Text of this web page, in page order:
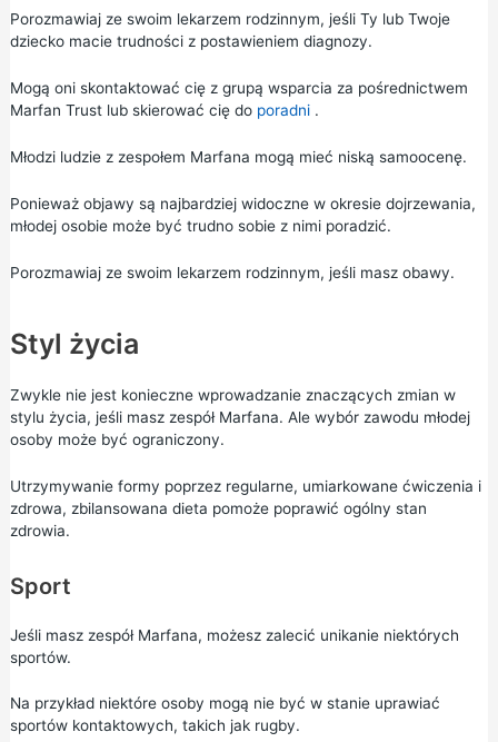
Porozmawiaj ze swoim lekarzem rodzinnym, jeśli Ty lub Twoje
dziecko macie trudności z postawieniem diagnozy.
Mogą oni skontaktować cię z grupą wsparcia za pośrednictwem
Marfan Trustlub skierować cię do poradni.
Młodzi ludzie z zespołem Marfana mogą mieć niską samoocenę.
Ponieważ objawy są najbardziej widoczne w okresie dojrzewania,
młodej osobie może być trudno sobie z nimi poradzić.
Porozmawiaj ze swoim lekarzem rodzinnym, jeśli masz obawy.
Styl życia
Zwykle nie jest konieczne wprowadzanie znaczących zmian w
stylu życia, jeśli masz zespół Marfana. Ale wybór zawodu młodej
osoby może być ograniczony.
Utrzymywanie formy poprzez regularne, umiarkowane ćwiczenia i
zdrowa, zbilansowana dieta pomoże poprawić ogólny stan
zdrowia.
Sport
Jeśli masz zespół Marfana, możesz zalecić unikanie niektórych
sportów.
Na przykład niektóre osoby mogą nie być w stanie uprawiać
sportów kontaktowych, takich jak rugby.